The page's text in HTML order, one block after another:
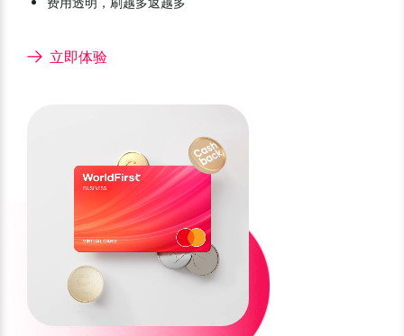
立即体验